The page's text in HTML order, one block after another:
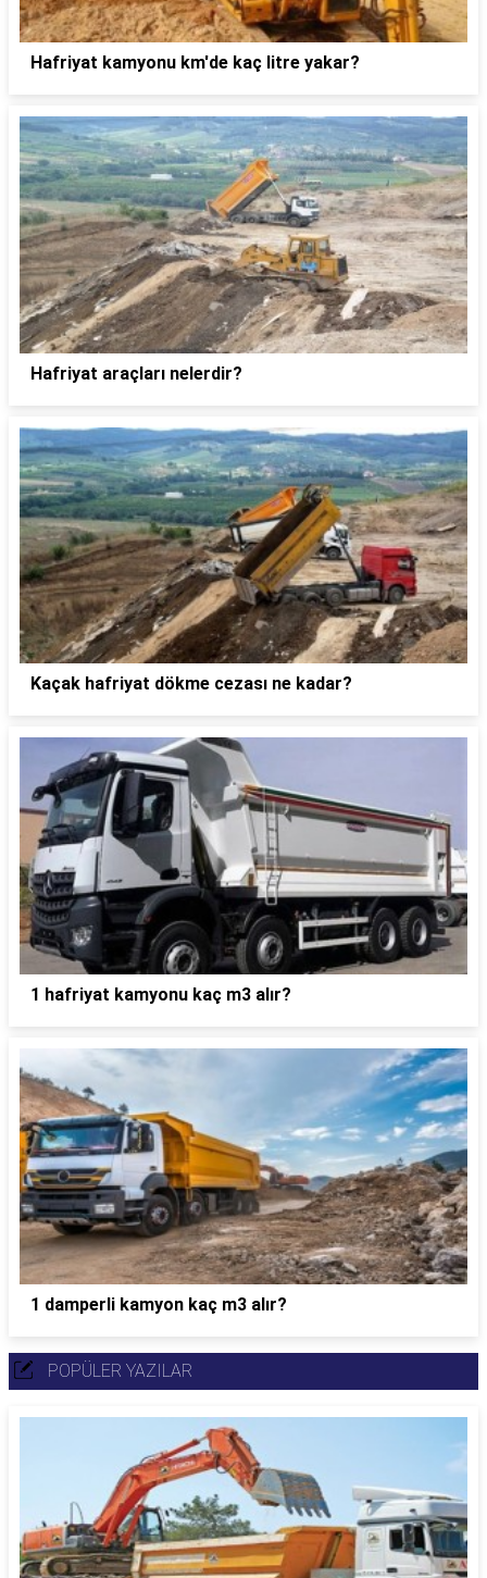
Hafriyat kamyonu km'de kaç litre yakar?
Hafriyat araçları nelerdir?
Kaçak hafriyat dökme cezası ne kadar?
1 hafriyat kamyonu kaç m3 alır?
1 damperli kamyon kaç m3 alır?
POPÜLER YAZILAR